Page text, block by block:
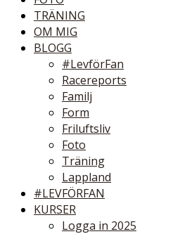
TRÄNING
OM MIG
BLOGG
#LevförFan
Racereports
Familj
Form
Friluftsliv
Foto
Träning
Lappland
#LEVFÖRFAN
KURSER
Logga in 2025